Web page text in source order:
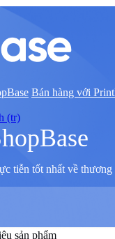
Bán hàng với
(tr)
tiễn tốt nhất về
sản phẩm